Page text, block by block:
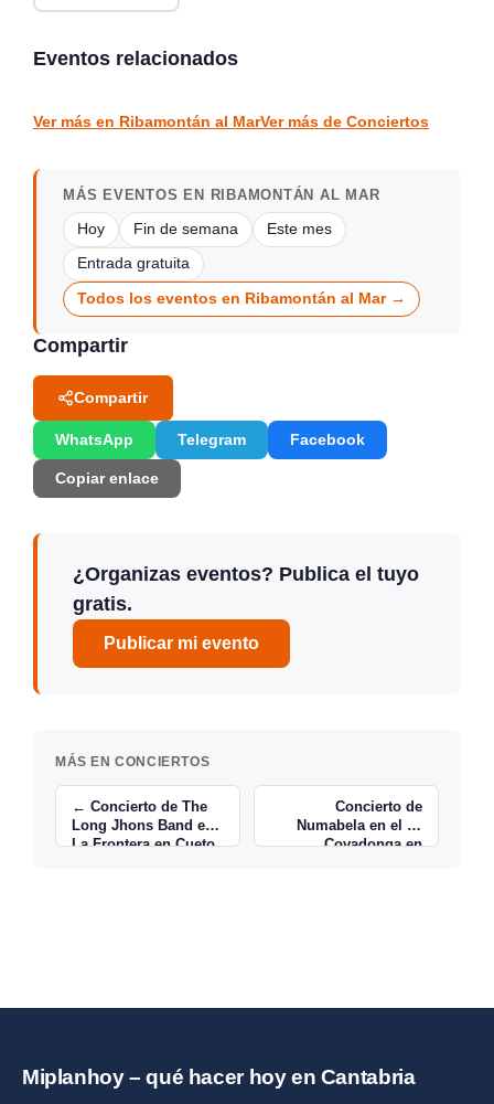
Eventos relacionados
Conciertos de la Atalaya
Laredo
Ver más en Ribamontán al MarVer más de Conciertos
MÁS EVENTOS EN RIBAMONTÁN AL MAR
Hoy Fin de semana Este mes
Entrada gratuita
Todos los eventos en Ribamontán al Mar →
Compartir
Compartir
WhatsApp Telegram Facebook
Copiar enlace
¿Organizas eventos? Publica el tuyo
gratis.
Publicar mi evento
MÁS EN CONCIERTOS
← Concierto de The
Long Jhons Band en
La Frontera en Cueto
Concierto de
Numabela en el Bº
Covadonga en
Miplanhoy – qué hacer hoy en Cantabria